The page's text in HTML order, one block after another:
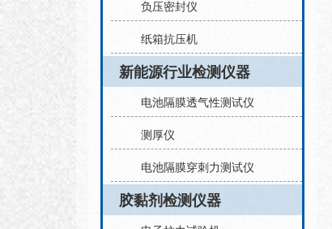
负压密封仪
纸箱抗压机
新能源行业检测仪器
电池隔膜透气性测试仪
测厚仪
电池隔膜穿刺力测试仪
胶黏剂检测仪器